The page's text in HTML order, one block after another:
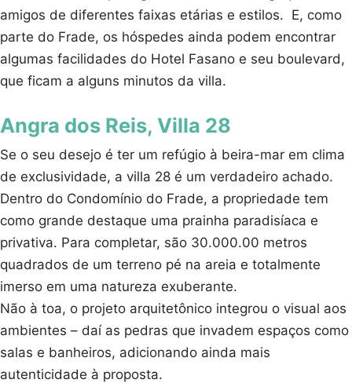
amigos de diferentes faixas etárias e estilos. E, como
parte do Frade, os hóspedes ainda podem encontrar
algumas facilidades do Hotel Fasano e seu boulevard,
que ficam a alguns minutos da villa.
Angra dos Reis, Villa 28
Se o seu desejo é ter um refúgio à beira-mar em clima
de exclusividade, a villa 28 é um verdadeiro achado.
Dentro do Condomínio do Frade, a propriedade tem
como grande destaque uma prainha paradisíaca e
privativa. Para completar, são 30.000.00 metros
quadrados de um terreno pé na areia e totalmente
imerso em uma natureza exuberante.
Não à toa, o projeto arquitetônico integrou o visual aos
ambientes – daí as pedras que invadem espaços como
salas e banheiros, adicionando ainda mais
autenticidade à proposta.